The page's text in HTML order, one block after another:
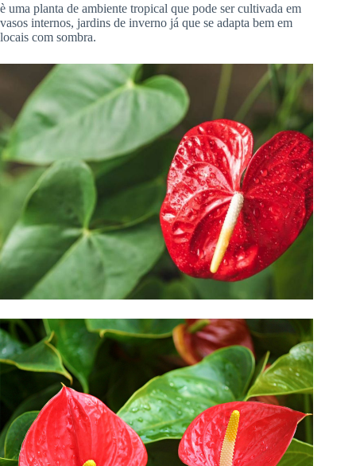
è uma planta de ambiente tropical que pode ser cultivada em
vasos internos, jardins de inverno já que se adapta bem em
locais com sombra.